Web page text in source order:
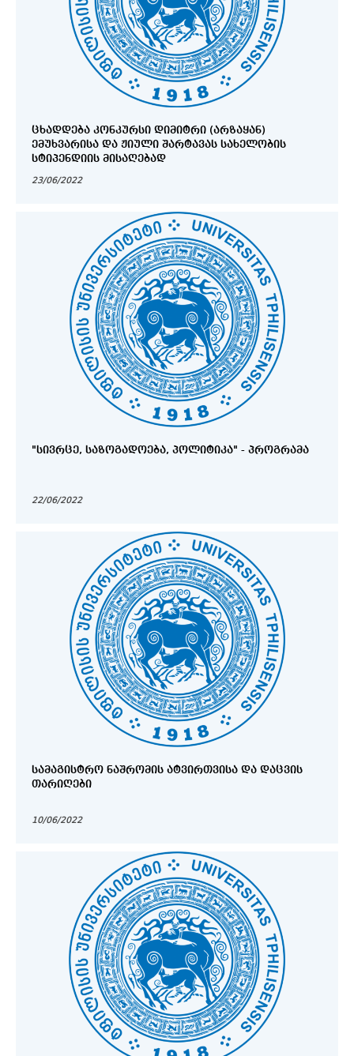
ᲪᲮᲐᲓᲓᲔᲑᲐ ᲙᲝᲜᲙᲣᲠᲡᲘ ᲓᲘᲛᲘᲢᲠᲘ (ᲐᲠᲖᲐᲧᲐᲜ)
ᲔᲛᲣᲮᲕᲐᲠᲘᲡᲐ ᲓᲐ ᲟᲘᲣᲚᲘ ᲨᲐᲠᲢᲐᲕᲐᲡ ᲡᲐᲮᲔᲚᲝᲑᲘᲡ
ᲡᲢᲘᲞᲔᲜᲓᲘᲘᲡ ᲛᲘᲡᲐᲦᲔᲑᲐᲓ
23/06/2022
"ᲡᲘᲕᲠᲪᲔ, ᲡᲐᲖᲝᲒᲐᲓᲝᲔᲑᲐ, ᲞᲝᲚᲘᲢᲘᲙᲐ" - ᲞᲠᲝᲒᲠᲐᲛᲐ
22/06/2022
ᲡᲐᲛᲐᲒᲘᲡᲢᲠᲝ ᲜᲐᲨᲠᲝᲛᲘᲡ ᲐᲢᲕᲘᲠᲗᲕᲘᲡᲐ ᲓᲐ ᲓᲐᲪᲕᲘᲡ
ᲗᲐᲠᲘᲦᲔᲑᲘ
10/06/2022